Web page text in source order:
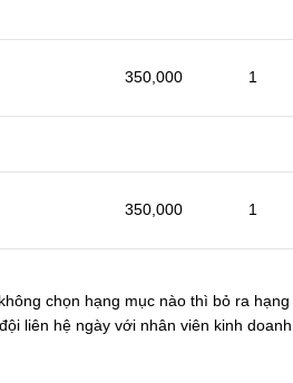
350,000 1
350,000 1
chọn hạng mục nào thì bỏ ra hạng
liên hệ ngày với nhân viên kinh doanh